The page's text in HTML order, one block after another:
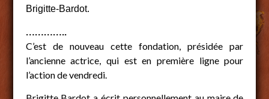
Brigitte-Bardot.
…………..
C’est de nouveau cette fondation, présidée par
l’ancienne actrice, qui est en première ligne pour
l’action de vendredi.